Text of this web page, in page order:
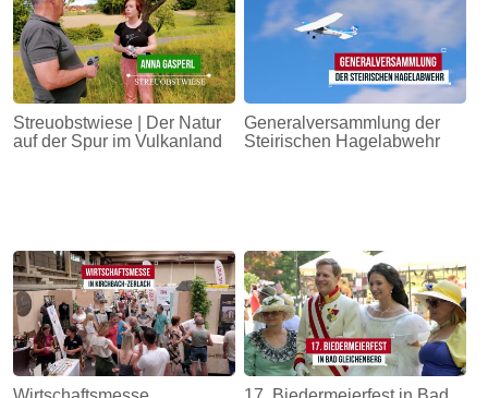
Streuobstwiese | Der Natur
auf der Spur im Vulkanland
Generalversammlung der
Steirischen Hagelabwehr